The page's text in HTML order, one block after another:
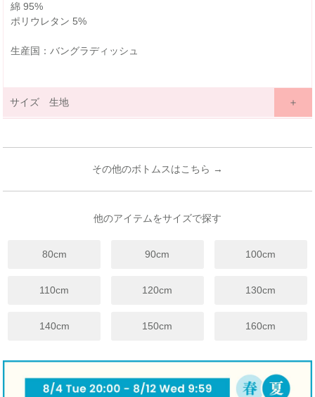
綿 95%
ポリウレタン 5%
生産国：バングラディッシュ
サイズ 生地
4歳~5歳 6歳~7歳 7歳~
総丈
61 67 74
81
24 25 26
股下
41.5
52
仕上がりにより1.5cm程度の差が生じる場合がございます。
手触り
☐柔らかい ☑ 普通
☐ かため
生地厚さ
☐ 厚手 ☑ 普通 ☐ 薄手
その他のボトムスはこちら →
他のアイテムをサイズで探す
80cm 90cm 100cm
110cm 120cm 130cm
140cm 150cm 160cm